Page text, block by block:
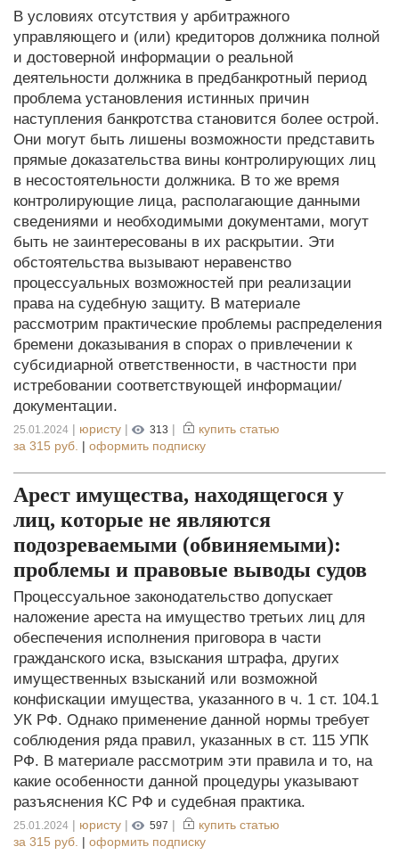
В условиях отсутствия у арбитражного
управляющего и (или) кредиторов должника полной
и достоверной информации о реальной
деятельности должника в предбанкротный период
проблема установления истинных причин
наступления банкротства становится более острой.
Они могут быть лишены возможности представить
прямые доказательства вины контролирующих лиц
в несостоятельности должника. В то же время
контролирующие лица, располагающие данными
сведениями и необходимыми документами, могут
быть не заинтересованы в их раскрытии. Эти
обстоятельства вызывают неравенство
процессуальных возможностей при реализации
права на судебную защиту. В материале
рассмотрим практические проблемы распределения
бремени доказывания в спорах о привлечении к
субсидиарной ответственности, в частности при
истребовании соответствующей информации/
документации.
25.01.2024 | юристу | 313 |
купить статью
за 315 руб. | оформить подписку
Арест имущества, находящегося у
лиц, которые не являются
подозреваемыми (обвиняемыми):
проблемы и правовые выводы судов
Процессуальное законодательство допускает
наложение ареста на имущество третьих лиц для
обеспечения исполнения приговора в части
гражданского иска, взыскания штрафа, других
имущественных взысканий или возможной
конфискации имущества, указанного в ч. 1 ст. 104.1
УК РФ. Однако применение данной нормы требует
соблюдения ряда правил, указанных в ст. 115 УПК
РФ. В материале рассмотрим эти правила и то, на
какие особенности данной процедуры указывают
разъяснения КС РФ и судебная практика.
25.01.2024 | юристу | 597 |
купить статью
за 315 руб. | оформить подписку